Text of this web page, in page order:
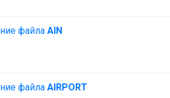
файла AIN
файла AIRPORT